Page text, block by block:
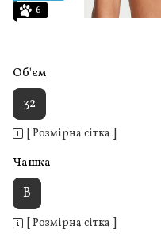
6
Об'єм
32
[ Розмірна сітка ]
Чашка
B
[ Розмірна сітка ]